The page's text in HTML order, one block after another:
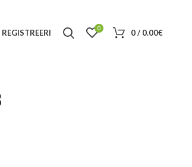
0 0/ 0.00€